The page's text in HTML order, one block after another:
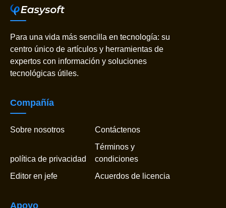
Para una vida más sencilla en tecnología: su
centro único de artículos y herramientas de
expertos con información y soluciones
tecnológicas útiles.
Compañía
Sobre nosotros Contáctenos
política de privacidad
Términos y
condiciones
Editor en jefe
Acuerdos de licencia
Apoyo